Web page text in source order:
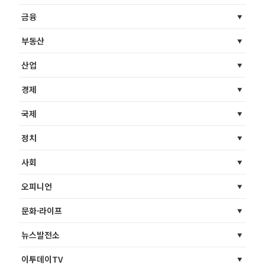
금융
부동산
산업
경제
국제
정치
사회
오피니언
문화·라이프
뉴스발전소
이투데이TV